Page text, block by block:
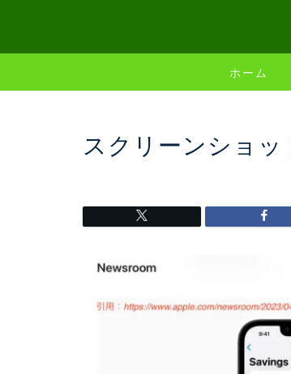
ホーム
スクリーンショ